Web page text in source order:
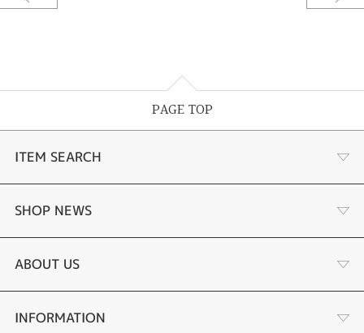
PAGE TOP
ITEM SEARCH
婚約指輪
結婚指輪
セットリング
SHOP NEWS
お客様の声
ブランドリスト
ABOUT US
店舗情報・会社概要
INFORMATION